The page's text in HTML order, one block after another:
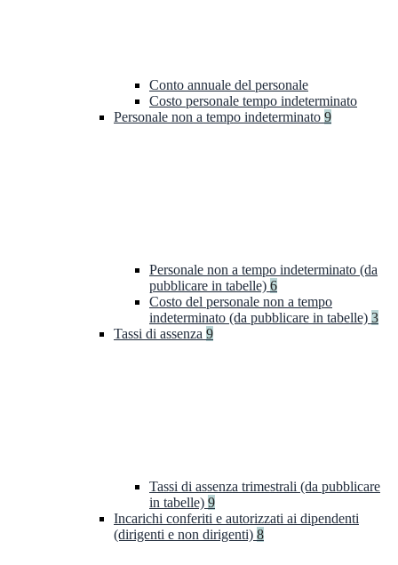
Conto annuale del personale
Costo personale tempo indeterminato
Personale non a tempo indeterminato 9
Personale non a tempo indeterminato (da
pubblicare in tabelle) 6
Costo del personale non a tempo
indeterminato (da pubblicare in tabelle) 3
Tassi di assenza 9
Tassi di assenza trimestrali (da pubblicare
in tabelle) 9
Incarichi conferiti e autorizzati ai dipendenti
(dirigenti e non dirigenti) 8